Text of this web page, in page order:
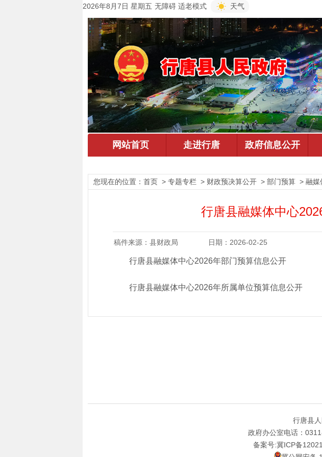
2026年8月7日 星期五 无障碍 适老模式 天气
您现在的位置： 首页 > 专题专栏 > 财政预决算公开 > 部门预算 > 融媒
行唐县融媒体中心
稿件来源：县财政局 日期：2026-02-25
行唐县融媒体中心2026年部门预算信息公开
行唐县融媒体中心2026年所属单位预算信息公开